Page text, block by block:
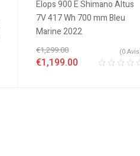
€1,299.00
€1,199.00
(0